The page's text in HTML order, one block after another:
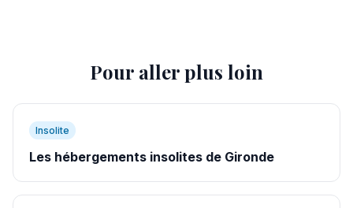
Pour aller plus loin
Insolite
Les hébergements insolites de Gironde